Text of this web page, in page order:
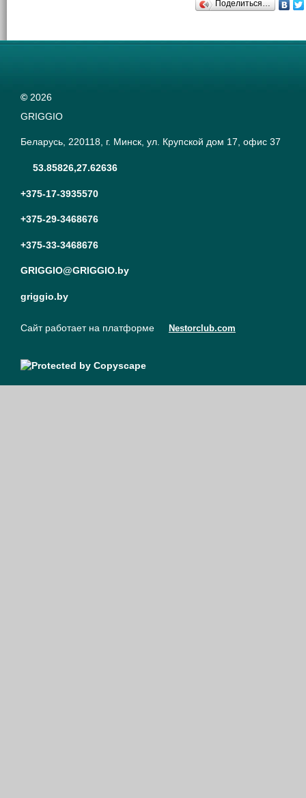
Поделиться…
© 2026
GRIGGIO
Беларусь, 220118, г. Минск, ул. Крупской дом 17, офис 37
53.85826,27.62636
+375-17-3935570
+375-29-3468676
+375-33-3468676
GRIGGIO@GRIGGIO.by
griggio.by
Сайт работает на платформе Nestorclub.com